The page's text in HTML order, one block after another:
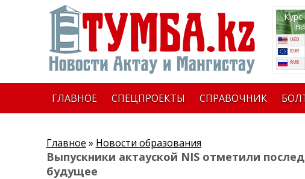
ГЛАВНОЕ СПЕЦПРОЕКТЫ СПРАВОЧНИК
Главное » Новости образования
Выпускники актауской NIS отметили
будущее